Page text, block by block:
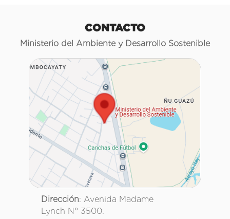
CONTACTO
Ministerio del Ambiente y Desarrollo Sostenible
Dirección: Avenida Madame
Lynch N° 3500.